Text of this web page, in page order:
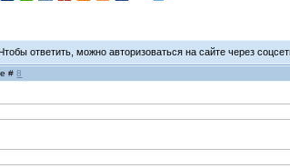
ответить, можно авторизоваться на сайте через
#8